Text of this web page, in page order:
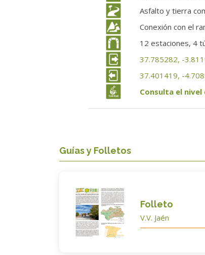
Asfalto y tierra
Conexión con el
12 estaciones, 4
37.785282, -
37.401419, -
Consulta el
Guías y Folletos
Folleto
V.V. Jaén